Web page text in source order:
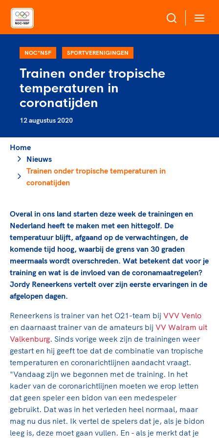
Over NOC*NSF
Sportagenda 2032
Algemene Vergadering
Raad van Toezicht en Bestuur
Merkbescherming NOC*NSF
Onze partners
Geven aan Sport
Sportonderzoek
Sportakkoord II
Game Changer
TeamNL kids
Olympische geschiedenis
Nieuwspagina
Columns
Sport gaat niet vanzelf
Sportdeelname
Bonden en professionals in de sport
Beleidsmedewerkers
Clubbestuurders
Coördinatoren en opleiders
Trainer-coaches
Veilige en integere sport
Diversiteit en inclusie
Gezonde sportomgeving
Duurzaamheid
Bekwaam sportkader
Vitale clubs en bestuurlijk kader
Sportmatch
Clubacties
Handboek Wet- en Regelgeving
Opleidingen en trainingen
High5 Stappenplan
Ruimte voor sport
Topsport
Voor talentvolle sporters
Atletencommissie
Paralympische Talentdag
TeamNL Academie Kalender
Kennisaanbod TeamNL Experts
TeamNL Sport Science Centre
Paralympische Spelen LA28
Europese Spelen Istanbul 2027
Topsportbeleid
Topsportfinanciering
Maatschappelijke waarde topsport
Top teamsportcompetities
Voor bonden
NOC*NSF SPORTVERENIGINGEN
Trainen onder tropische
temperaturen in
coronatijden
12 augustus 2020
Home
Nieuws
Trainen onder tropische temperaturen in
coronatijden
Overal in ons land starten deze week de trainingen en
Nederland heeft te maken met een hittegolf. De
temperatuur blijft, afgaand op de verwachtingen, de
komende tijd hoog, waarbij de grens van 30 graden
meermaals wordt overschreden. Wat betekent dat voor je
training en wat is de invloed van de coronamaatregelen?
Jordy Reneerkens vertelt over zijn eerste ervaringen in de
afgelopen dagen.
Reneerkens is trainer van het O21-team bij VVV Venlo
en daarnaast trainer van de amateurs bij VV Walram uit
Valkenburg. Sinds vorige week zijn de trainingen weer
gestart en hij geeft toe dat de combinatie van tropische
temperaturen en coronarichtlijnen aandacht vraagt.
"Vandaag zijn we begonnen met de training. In het
kader van de coronarichtlijnen moeten we erop letten
dat geen speler een bidon van een medespeler
gebruikt. Dat was in het verleden heel normaal, maar
mag nu dus niet. Ik vertel de spelers dat je, als je bidon
leeg is, deze moet gaan vullen. En - als je merkt dat je